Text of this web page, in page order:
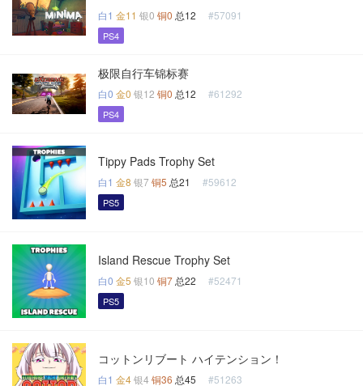
白1 金11 银0 铜0 总12 #57091
PS4
极限自行车锦标赛
白0 金0 银12 铜0 总12 #61292
PS4
Tippy Pads Trophy Set
白1 金8 银7 铜5 总21 #59612
PS5
Island Rescue Trophy Set
白0 金5 银10 铜7 总22 #52471
PS5
コットンリブート ハイテンション！
白1 金4银4 铜36 总45 #51263